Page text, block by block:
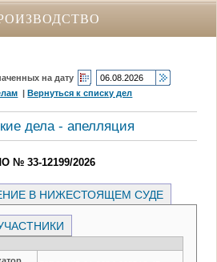
на дату
|Вернуться к списку дел
дела - апелляция
№ 33-12199/2026
В НИЖЕСТОЯЩЕМ СУДЕ